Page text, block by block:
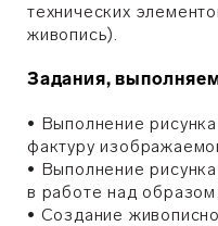
технических
живопись).
Задания,
• Выполнение
фактуру
• Выполнение
в работе над образом;
• Создание